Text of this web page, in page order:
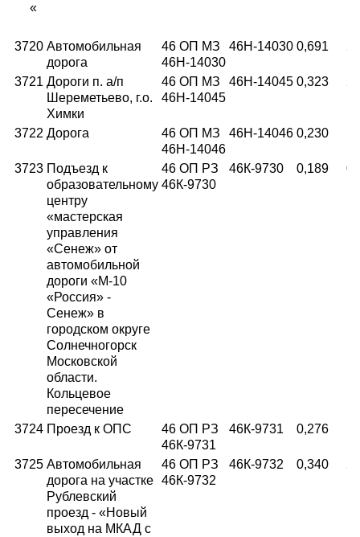
«
3720 Автомобильная
дорога
46 ОП МЗ
46Н-14030
46Н-14030 0,691
3721 Дороги п. а/п
Шереметьево, г.о.
Химки
46 ОП МЗ
46Н-14045
46Н-14045 0,323
3722 Дорога
46 ОП МЗ
46Н-14046
46Н-14046 0,230
3723 Подъезд к
образовательному
центру
«мастерская
управления
«Сенеж» от
автомобильной
дороги «М-10
«Россия» -
Сенеж» в
городском округе
Солнечногорск
Московской
области.
Кольцевое
пересечение
46 ОП РЗ
46К-9730
46К-9730 0,189
3724 Проезд к ОПС
46 ОП РЗ
46К-9731
46К-9731 0,276
3725 Автомобильная
дорога на участке
Рублевский
проезд - «Новый
выход на МКАД с
46 ОП РЗ
46К-9732
46К-9732 0,340